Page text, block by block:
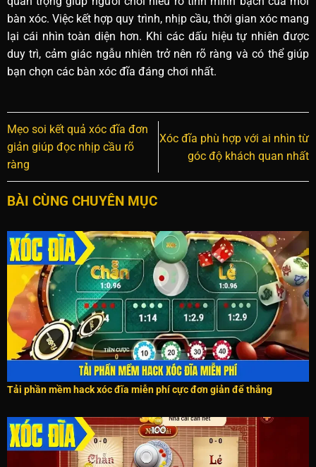
bàn xóc. Việc kết hợp quy trình, nhịp cầu, thời gian xóc mang
lại cái nhìn toàn diện hơn. Khi các dấu hiệu tự nhiên được
duy trì, cảm giác ngẫu nhiên trở nên rõ ràng và có thể giúp
bạn chọn các bàn xóc đĩa đáng chơi nhất.
Mẹo soi kết quả xóc đĩa đơn
giản giúp đọc nhịp cầu rõ
ràng
Xóc đĩa phù hợp với ai nhìn từ
góc độ khách quan nhất
BÀI CÙNG CHUYÊN MỤC
Tải phần mềm hack xóc đĩa miễn phí cực đơn giản để thắng